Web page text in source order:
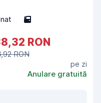
5
RON
RON
pe zi
Anulare gratuită